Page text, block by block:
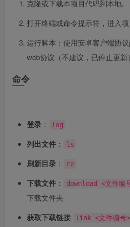
克隆或下载本项目代码到本地。
打开终端或命令提示符，进入项
运行脚本：使用安卓客户端协
web协议（不建议，已停止更新
命令
登录 ： log
列出文件 ： ls
刷新目录 ： re
下载文件 ： download <文件编
下载文件夹
获取下载链接 link <文件编号>